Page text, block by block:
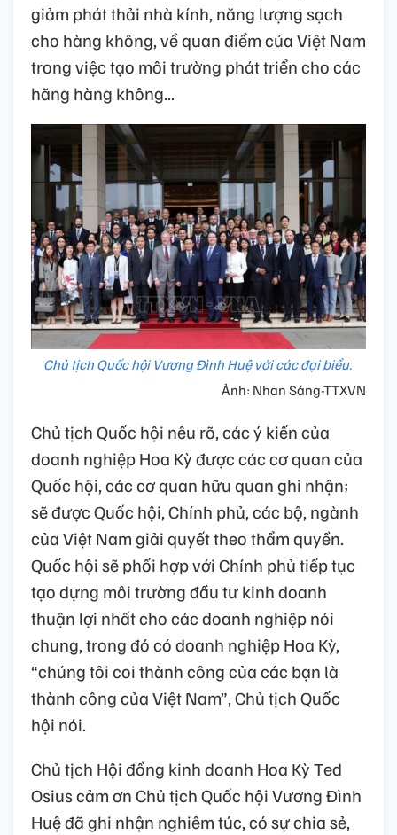
giảm phát thải nhà kính, năng lượng sạch
cho hàng không, về quan điểm của Việt Nam
trong việc tạo môi trường phát triển cho các
hãng hàng không...
Chủ tịch Quốc hội Vương Đình Huệ với các đại biểu.
Ảnh: Nhan Sáng-TTXVN
Chủ tịch Quốc hội nêu rõ, các ý kiến của
doanh nghiệp Hoa Kỳ được các cơ quan của
Quốc hội, các cơ quan hữu quan ghi nhận;
sẽ được Quốc hội, Chính phủ, các bộ, ngành
của Việt Nam giải quyết theo thẩm quyền.
Quốc hội sẽ phối hợp với Chính phủ tiếp tục
tạo dựng môi trường đầu tư kinh doanh
thuận lợi nhất cho các doanh nghiệp nói
chung, trong đó có doanh nghiệp Hoa Kỳ,
“chúng tôi coi thành công của các bạn là
thành công của Việt Nam”, Chủ tịch Quốc
hội nói.
Chủ tịch Hội đồng kinh doanh Hoa Kỳ Ted
Osius cảm ơn Chủ tịch Quốc hội Vương Đình
Huệ đã ghi nhận nghiêm túc, có sự chia sẻ,